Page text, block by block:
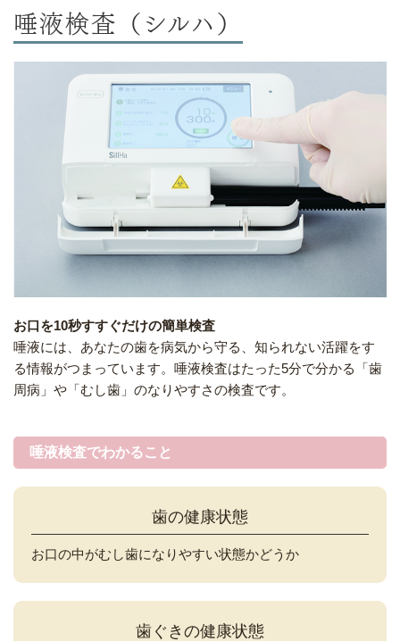
唾液検査（シルハ）
お口を10秒すすぐだけの簡単検査
唾液には、あなたの歯を病気から守る、知られない活躍をす
る情報がつまっています。唾液検査はたった5分で分かる「歯
周病」や「むし歯」のなりやすさの検査です。
唾液検査でわかること
歯の健康状態
お口の中がむし歯になりやすい状態かどうか
歯ぐきの健康状態